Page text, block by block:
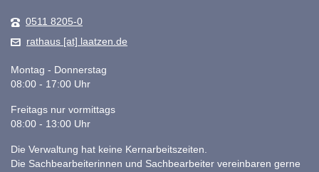
0511 8205-0
rathaus [at] laatzen.de
Montag - Donnerstag
08:00 - 17:00 Uhr
Freitags nur vormittags
08:00 - 13:00 Uhr
Die Verwaltung hat keine Kernarbeitszeiten.
Die Sachbearbeiterinnen und Sachbearbeiter vereinbaren gerne